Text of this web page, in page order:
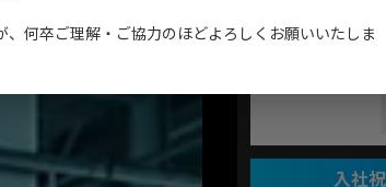
入社
何卒ご理解・ご協力のほどよろしくお願いいたしま